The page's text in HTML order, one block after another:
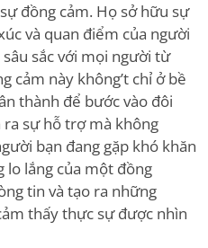
đồng cảm. Họ sở hữu sự
và quan điểm của người
sắc với mọi người từ
cảm này không’t chỉ ở bề
thành để bước vào đôi
ra sự hỗ trợ mà không
bạn đang gặp khó khăn
lo lắng của một đồng
tin và tạo ra những
thấy thực sự được nhìn